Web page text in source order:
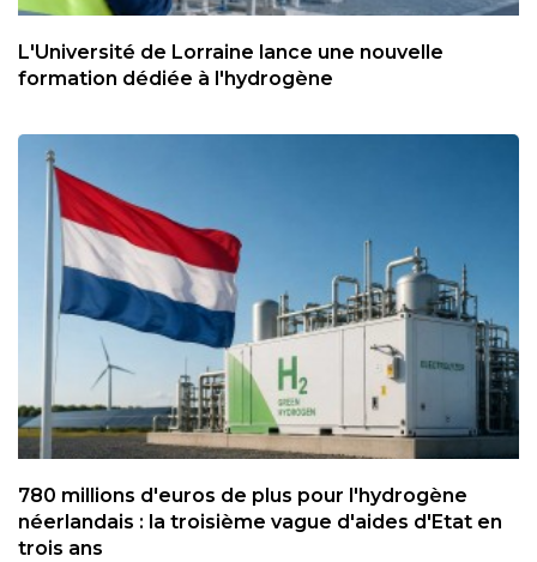
L'Université de Lorraine lance une nouvelle
formation dédiée à l'hydrogène
780 millions d'euros de plus pour l'hydrogène
néerlandais : la troisième vague d'aides d'Etat en
trois ans